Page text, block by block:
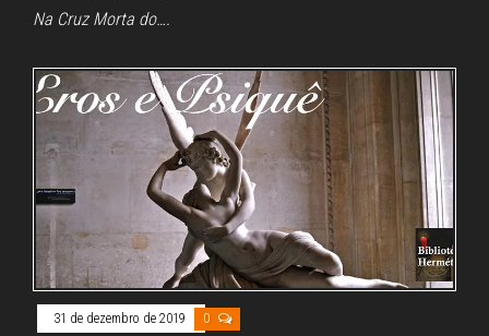
Na Cruz Morta do….
31 de dezembro de 2019 0